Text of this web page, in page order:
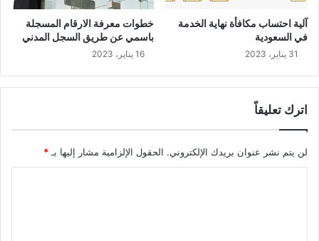
آلية احتساب مكافأة نهاية الخدمة
في السعودية
31 يناير، 2023
خطوات معرفة الارقام المسجلة
باسمي عن طريق السجل المدني
16 يناير، 2023
اترك تعليقاً
لن يتم نشر عنوان بريدك الإلكتروني. الحقول الإلزامية مشار إليها بـ *